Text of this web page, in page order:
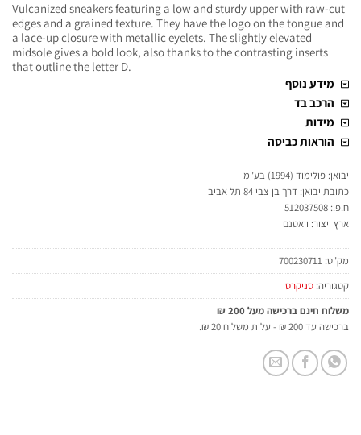
Vulcanized sneakers featuring a low and sturdy upper with raw-cut
edges and a grained texture. They have the logo on the tongue and
a lace-up closure with metallic eyelets. The slightly elevated
midsole gives a bold look, also thanks to the contrasting inserts
that outline the letter D.
מידע נוסף
הרכב בד
מידות
הוראות כביסה
יבואן: פולימוד (1994) בע"מ
כתובת יבואן: דרך בן צבי 84 תל אביב
ח.פ.: 512037508
ארץ ייצור: ויאטנם
מק"ט: 700230711
קטגוריה: סניקרס
משלוח חינם ברכישה מעל 200 ₪
ברכישה עד 200 ₪ - עלות משלוח 20 ₪.